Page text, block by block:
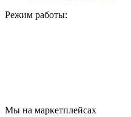
Режим работы:
Мы на маркетплейсах